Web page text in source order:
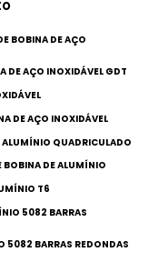
BOBINA DE AÇO
DE AÇO INOXIDÁVEL GDT
DE AÇO INOXIDÁVEL
QUADRICULADO
BOBINA DE ALUMÍNIO
T6
5082 BARRAS
5082 BARRAS REDONDAS